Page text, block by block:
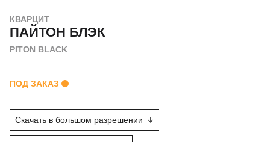
КВАРЦИТ
ПАЙТОН БЛЭК
PITON BLACK
ПОД ЗАКАЗ
Скачать в большом разрешении